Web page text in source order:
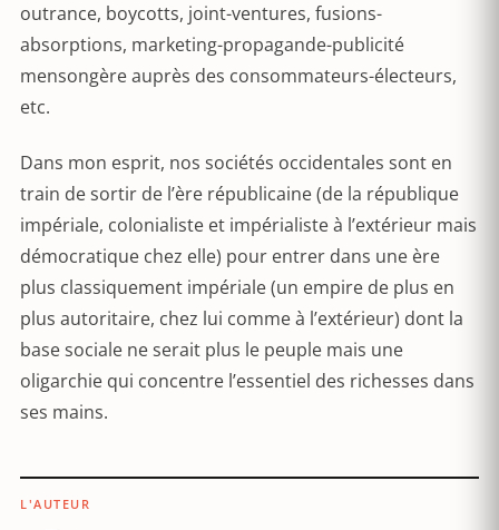
outrance, boycotts, joint-ventures, fusions-
absorptions, marketing-propagande-publicité
mensongère auprès des consommateurs-électeurs,
etc.
Dans mon esprit, nos sociétés occidentales sont en
train de sortir de l’ère républicaine (de la république
impériale, colonialiste et impérialiste à l’extérieur mais
démocratique chez elle) pour entrer dans une ère
plus classiquement impériale (un empire de plus en
plus autoritaire, chez lui comme à l’extérieur) dont la
base sociale ne serait plus le peuple mais une
oligarchie qui concentre l’essentiel des richesses dans
ses mains.
L'AUTEUR